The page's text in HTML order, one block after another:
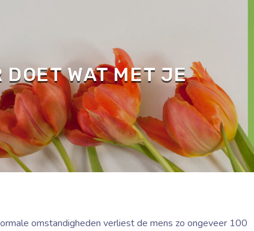
DOET WAT MET JE
omstandigheden verliest de mens zo ongeveer 100